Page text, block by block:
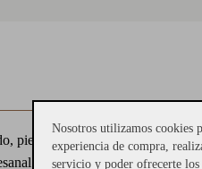
piedras naturales en tonos
ideal para lucir con
Nosotros utilizamos cookies
experiencia de compra,
servicio y poder ofrecerte